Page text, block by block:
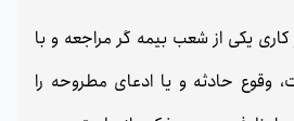
حداکثر ظرف 5 روز کاری یکی از شعب بیمه گر مراجعه و با
وقوع حادثه و یا ادعای مطروحه را